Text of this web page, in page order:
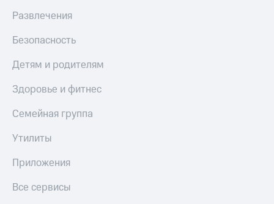
Развлечения
Безопасность
Детям и родителям
Здоровье и фитнес
Семейная группа
Утилиты
Приложения
Все сервисы